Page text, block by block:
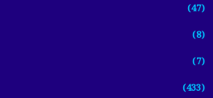
(47)
(8)
(7)
(433)